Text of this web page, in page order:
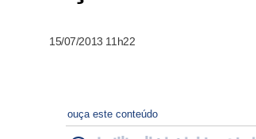
15/07/2013 11h22
ouça este conteúdo